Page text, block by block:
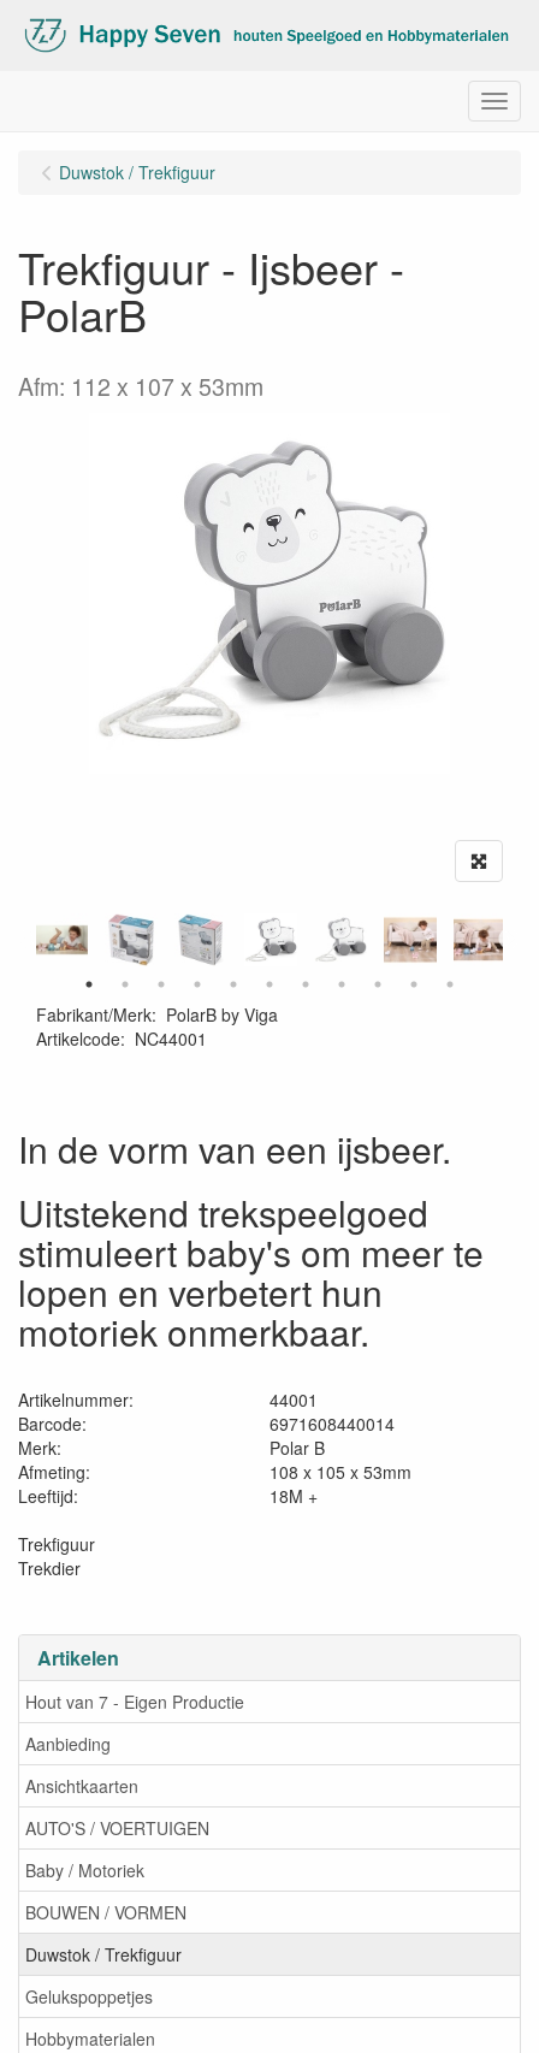
Menu
Artikelen
Hout van 7 - Eigen Productie
Aanbieding
Ansichtkaarten
AUTO'S / VOERTUIGEN
Baby / Motoriek
BOUWEN / VORMEN
Duwstok / Trekfiguur
Gelukspoppetjes
Hobbymaterialen
Duwstok / Trekfiguur
Trekfiguur - Ijsbeer -
PolarB
Afm: 112 x 107 x 53mm
Fabrikant/Merk: PolarB by Viga
Artikelcode: NC44001
In de vorm van een ijsbeer.
Uitstekend trekspeelgoed
stimuleert baby's om meer te
lopen en verbetert hun
motoriek onmerkbaar.
Artikelnummer:
44001
Barcode:
6971608440014
Merk:
Polar B
Afmeting:
108 x 105 x 53mm
Leeftijd:
18M +
Trekfiguur
Trekdier